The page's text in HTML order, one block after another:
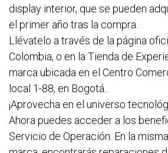
display interior, que se pueden
el primer año tras la compra.
Llévatelo a través de la página
Colombia, o en la Tienda de
marca ubicada en el Centro
local 1-88, en Bogotá.
¡Aprovecha en el universo
Ahora puedes acceder a los
Servicio de Operación. En la